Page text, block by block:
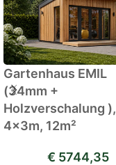
Gartenhaus EMIL
(34mm +
Holzverschalung ),
4x3m, 12m²
€ 5744,35